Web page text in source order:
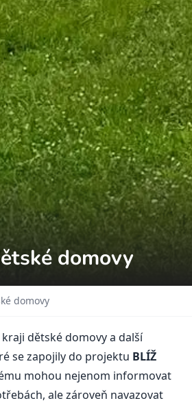
domovy
domovy
dětské domovy a další
se zapojily do projektu BLÍŽ
mohou nejenom informovat
ale zároveň navazovat